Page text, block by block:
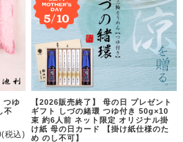
つゆ
不
(税込)
【2026販売終了】 母の日 プレゼント
ギフト しづの緒環 つゆ付き 50g×10
束 約6人前 ネット限定 オリジナル掛
け紙 母の日カード 【掛け紙仕様のた
め のし不可】